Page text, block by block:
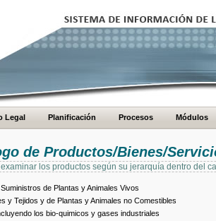
Legal Planificación Procesos Módulos
de Productos/Bienes/
los productos según su jerarquía dentro del
de Plantas y Animales Vivos
y Tejidos y de Plantas y Animales no Comestibles
los bio-quimicos y gases industriales